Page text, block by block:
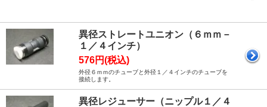
異径ストレートユニオン（６ｍｍ－
１／４インチ）
576円(税込)
外径６ｍｍのチューブと外径１／４インチのチューブを
接続します。
異径レジューサー（ニップル１／４